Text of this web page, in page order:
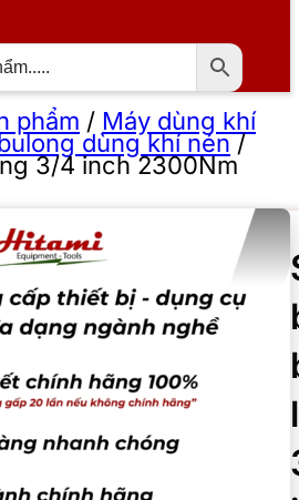
phẩm / Máy dùng khí
dùng khí nén/
3/4 inch 2300Nm